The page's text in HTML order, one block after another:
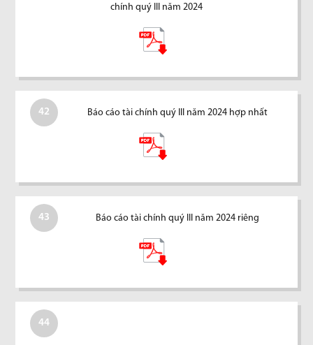
chính quý III năm 2024
42 Báo cáo tài chính quý III năm 2024 hợp nhất
43 Báo cáo tài chính quý III năm 2024 riêng
44